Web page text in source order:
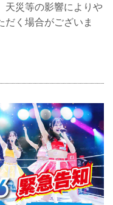
天災等の影響によりや
だく場合がございま